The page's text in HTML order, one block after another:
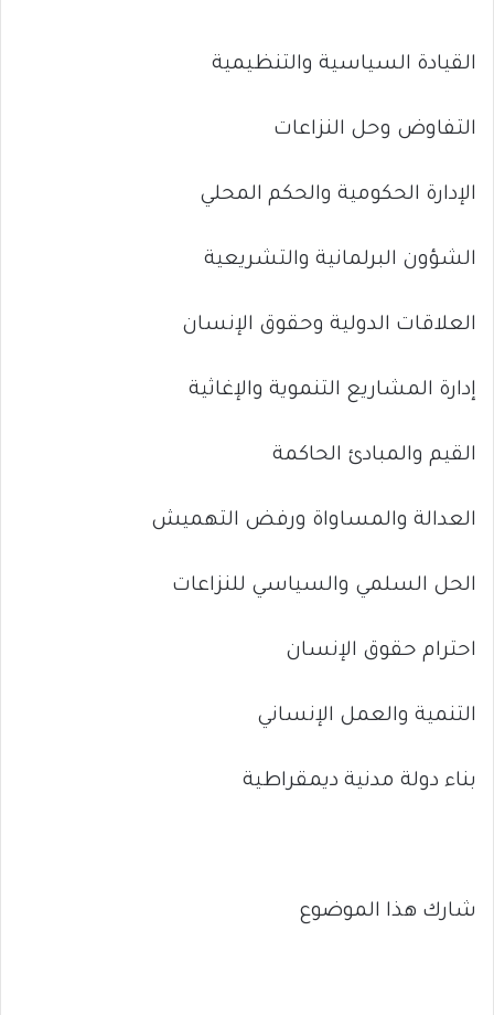
القيادة السياسية والتنظيمية
التفاوض وحل النزاعات
الإدارة الحكومية والحكم المحلي
الشؤون البرلمانية والتشريعية
العلاقات الدولية وحقوق الإنسان
إدارة المشاريع التنموية والإغاثية
القيم والمبادئ الحاكمة
العدالة والمساواة ورفض التهميش
الحل السلمي والسياسي للنزاعات
احترام حقوق الإنسان
التنمية والعمل الإنساني
بناء دولة مدنية ديمقراطية
شارك هذا الموضوع